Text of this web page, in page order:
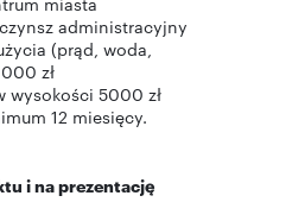
administracyjny
(prąd, woda,
zł
wysokości 5000 zł
12 miesięcy.
i na prezentację